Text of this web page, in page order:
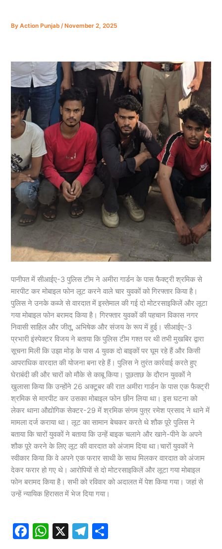
ByAction Punjab/ November 2, 2025
पानीपत में सीआईए-3 पुलिस टीम ने अमीरा गार्डन के पास फैक्ट्री श्रमिक से
मारपीट कर मोबाइल फोन लूट करने वाले चार युवकों को गिरफ्तार किया है।
पुलिस ने उनके कब्जे से वारदात में इस्तेमाल की गई दो मोटरसाइकिलें और लूटा
गया मोबाइल फोन बरामद किया है। गिरफ्तार युवकों की पहचान विकास नगर
निवासी साहिल और जीतू, अभिषेक और संजय के रूप में हुई। सीआईए-3
प्रभारी इंस्पेक्टर विजय ने बताया कि पुलिस टीम गश्त पर थी तभी मुखबिर द्वारा
सूचना मिली ​कि उझा मोड़ के पास 4 युवक दो बाइकों पर घूम रहे हैं और किसी
आपराधिक वारदात की योजना बना रहे हैं। पुलिस ने तुरंत कार्रवाई करते हुए
घेराबंदी की और चारों को मौके से काबू किया। पूछताछ के दौरान युवकों ने
खुलासा किया कि उन्होंने 26 अक्टूबर की रात अमीरा गार्डन के पास एक फैक्ट्री
श्रमिक से मारपीट कर उसका मोबाइल फोन छीन लिया था। इस घटना को
लेकर थाना औद्योगिक सेक्टर-29 में श्रमिक संगम पुत्र रमेश प्रसाद ने थाने में
मामला दर्ज कराया था। लूट का सामान बेचकर करते थे शौक पूरे पुलिस ने
बताया कि चारों युवकों ने बताया कि उन्हें बाइक चलाने और खाने-पीने के अपने
शौक पूरे करने के लिए लूट की वारदात को अंजाम दिया था।चारों युवकों ने
स्वीकार किया कि वे अपने एक फरार साथी के साथ मिलकर वारदात को अंजाम
देकर फरार हो गए थे। आरोपियों से दो मोटरसाइकिलें और लूटा गया मोबाइल
फोन बरामद किया है। सभी को रविवार को अदालत में पेश किया गया। जहां से
उन्हें न्यायिक हिरासत में भेज दिया गया।
F
W X
T